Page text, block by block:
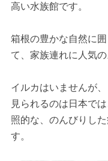
高い水族館です。
箱根の豊かな自然に
て、家族連れに人気の
イルカはいませんが
見られるのは日本で
照的な、のんびりし
す。